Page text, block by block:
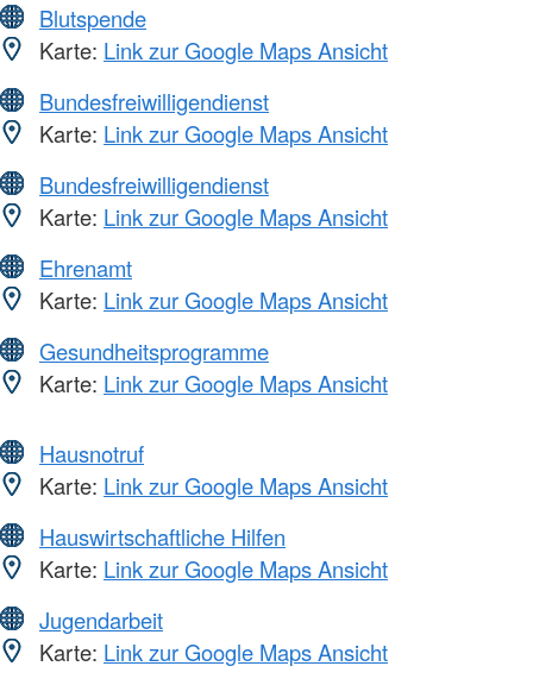
Blutspende
Karte: Link zur Google Maps Ansicht
Bundesfreiwilligendienst
Karte: Link zur Google Maps Ansicht
Bundesfreiwilligendienst
Karte: Link zur Google Maps Ansicht
Ehrenamt
Karte: Link zur Google Maps Ansicht
Gesundheitsprogramme
Karte: Link zur Google Maps Ansicht
Hausnotruf
Karte: Link zur Google Maps Ansicht
Hauswirtschaftliche Hilfen
Karte: Link zur Google Maps Ansicht
Jugendarbeit
Karte: Link zur Google Maps Ansicht